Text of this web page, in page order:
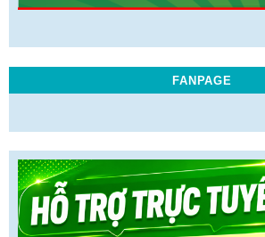
FANPAGE